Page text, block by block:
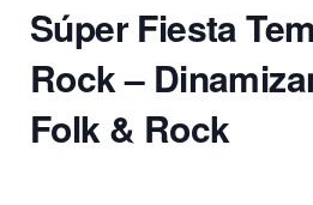
Súper Fiesta
Rock –
Folk & Rock